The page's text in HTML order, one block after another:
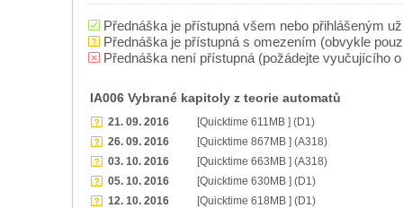
Přednáška je přístupná všem nebo přihlášeným
Přednáška je přístupná s omezením (obvykle
Přednáška není přístupná (požádejte vyučujícího
IA006 Vybrané kapitoly z teorie automatů
21. 09. 2016
[Quicktime 611MB ] (D1)
26. 09. 2016
[Quicktime 867MB ] (A318)
03. 10. 2016
[Quicktime 663MB ] (A318)
05. 10. 2016
[Quicktime 630MB ] (D1)
12. 10. 2016
[Quicktime 618MB ] (D1)